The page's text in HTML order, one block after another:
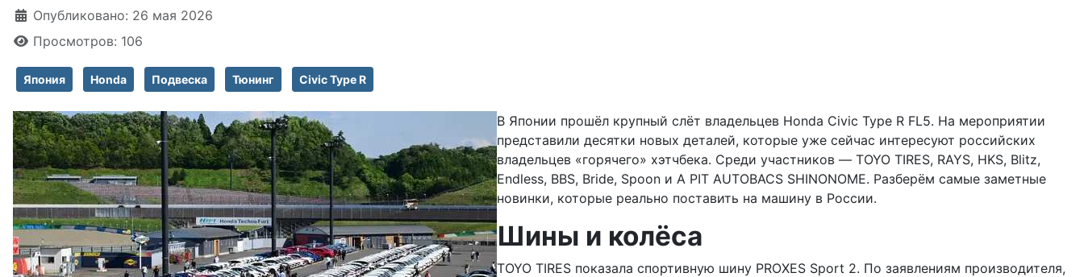
Информация о материале
Опубликовано: 26 мая 2026
Просмотров: 106
Япония Honda Подвеска Тюнинг Civic Type R
В Японии прошёл крупный слёт владельцев Honda Civic Type R FL5. На мероприятии
представили десятки новых деталей, которые уже сейчас интересуют российских
владельцев «горячего» хэтчбека. Среди участников — TOYO TIRES, RAYS, HKS, Blitz,
Endless, BBS, Bride, Spoon и A PIT AUTOBACS SHINONOME. Разберём самые заметные
новинки, которые реально поставить на машину в России.
Шины и колёса
TOYO TIRES показала спортивную шину PROXES Sport 2. По заявлениям производителя,